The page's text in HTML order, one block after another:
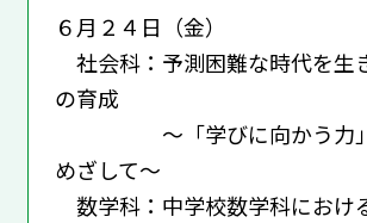
６月２４日（金）
社会科：予測困難な時代を生
の育成
～「学びに向かう力」
めざして～
数学科：中学校数学科におけ